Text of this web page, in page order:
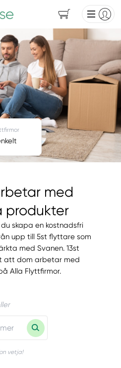
med
produkter
skapa en kostnadsfri
upp till 5st flyttare som
med Svanen. 13st
att dom arbetar med
Alla Flyttfirmor.
vetja!